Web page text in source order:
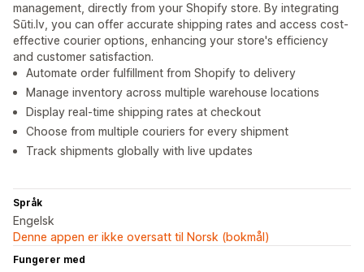
management, directly from your Shopify store. By integrating
Sūti.lv, you can offer accurate shipping rates and access cost-
effective courier options, enhancing your store's efficiency
and customer satisfaction.
Automate order fulfillment from Shopify to delivery
Manage inventory across multiple warehouse locations
Display real-time shipping rates at checkout
Choose from multiple couriers for every shipment
Track shipments globally with live updates
Språk
Engelsk
Denne appen er ikke oversatt til Norsk (bokmål)
Fungerer med